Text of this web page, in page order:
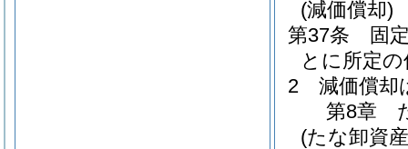
(減価償却)
第37条
固
とに所定
2
減価償却
第8章
(たな卸資